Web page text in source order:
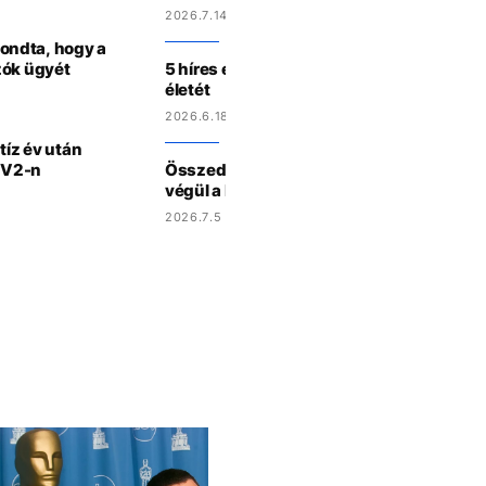
hogy a
ügyét
év után
n
2026.7.14 14:10
5 híres ember, aki helikopter-
életét
2026.6.18 14:21
Összedőlt a színpad a fesztivál előtt
végül a hatóságok is közbeléptek
2026.7.5 14:02